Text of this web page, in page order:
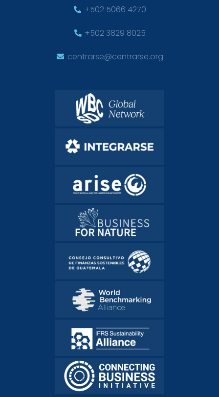
+502 5066 4270
+502 3829 8025
centrarse@centrarse.org